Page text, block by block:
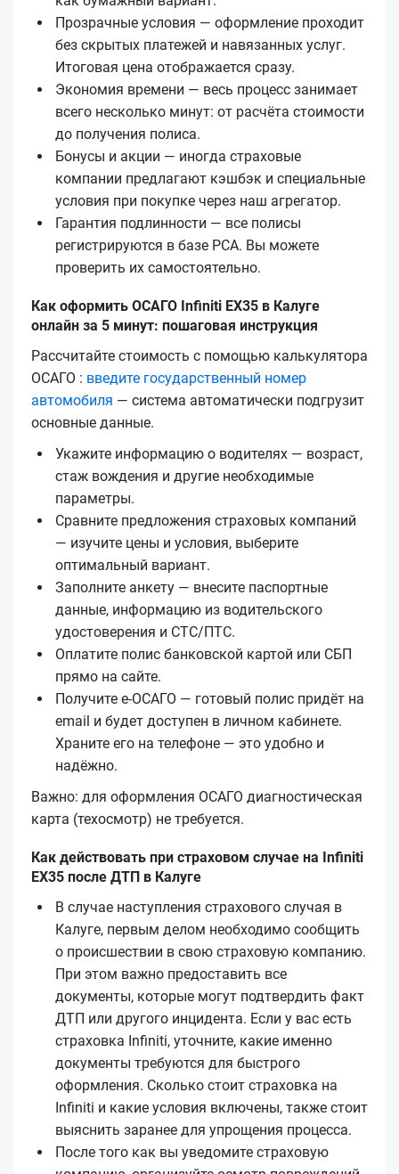
Прозрачные условия — оформление проходит
без скрытых платежей и навязанных услуг.
Итоговая цена отображается сразу.
Экономия времени — весь процесс занимает
всего несколько минут: от расчёта стоимости
до получения полиса.
Бонусы и акции — иногда страховые
компании предлагают кэшбэк и специальные
условия при покупке через наш агрегатор.
Гарантия подлинности — все полисы
регистрируются в базе РСА. Вы можете
проверить их самостоятельно.
Как оформить ОСАГО Infiniti EX35 в Калуге
онлайн за 5 минут: пошаговая инструкция
Рассчитайте стоимость с помощью калькулятора
ОСАГО : введите государственный номер
автомобиля — система автоматически подгрузит
основные данные.
Укажите информацию о водителях — возраст,
стаж вождения и другие необходимые
параметры.
Сравните предложения страховых компаний
— изучите цены и условия, выберите
оптимальный вариант.
Заполните анкету — внесите паспортные
данные, информацию из водительского
удостоверения и СТС/ПТС.
Оплатите полис банковской картой или СБП
прямо на сайте.
Получите е‑ОСАГО — готовый полис придёт на
email и будет доступен в личном кабинете.
Храните его на телефоне — это удобно и
надёжно.
Важно: для оформления ОСАГО диагностическая
карта (техосмотр) не требуется.
Как действовать при страховом случае на Infiniti
EX35 после ДТП в Калуге
В случае наступления страхового случая в
Калуге, первым делом необходимо сообщить
о происшествии в свою страховую компанию.
При этом важно предоставить все
документы, которые могут подтвердить факт
ДТП или другого инцидента. Если у вас есть
страховка Infiniti, уточните, какие именно
документы требуются для быстрого
оформления. Сколько стоит страховка на
Infiniti и какие условия включены, также стоит
выяснить заранее для упрощения процесса.
После того как вы уведомите страховую